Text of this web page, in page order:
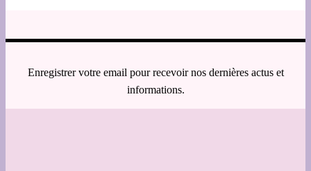
Enregistrer votre email pour recevoir nos dernières actus et
informations.